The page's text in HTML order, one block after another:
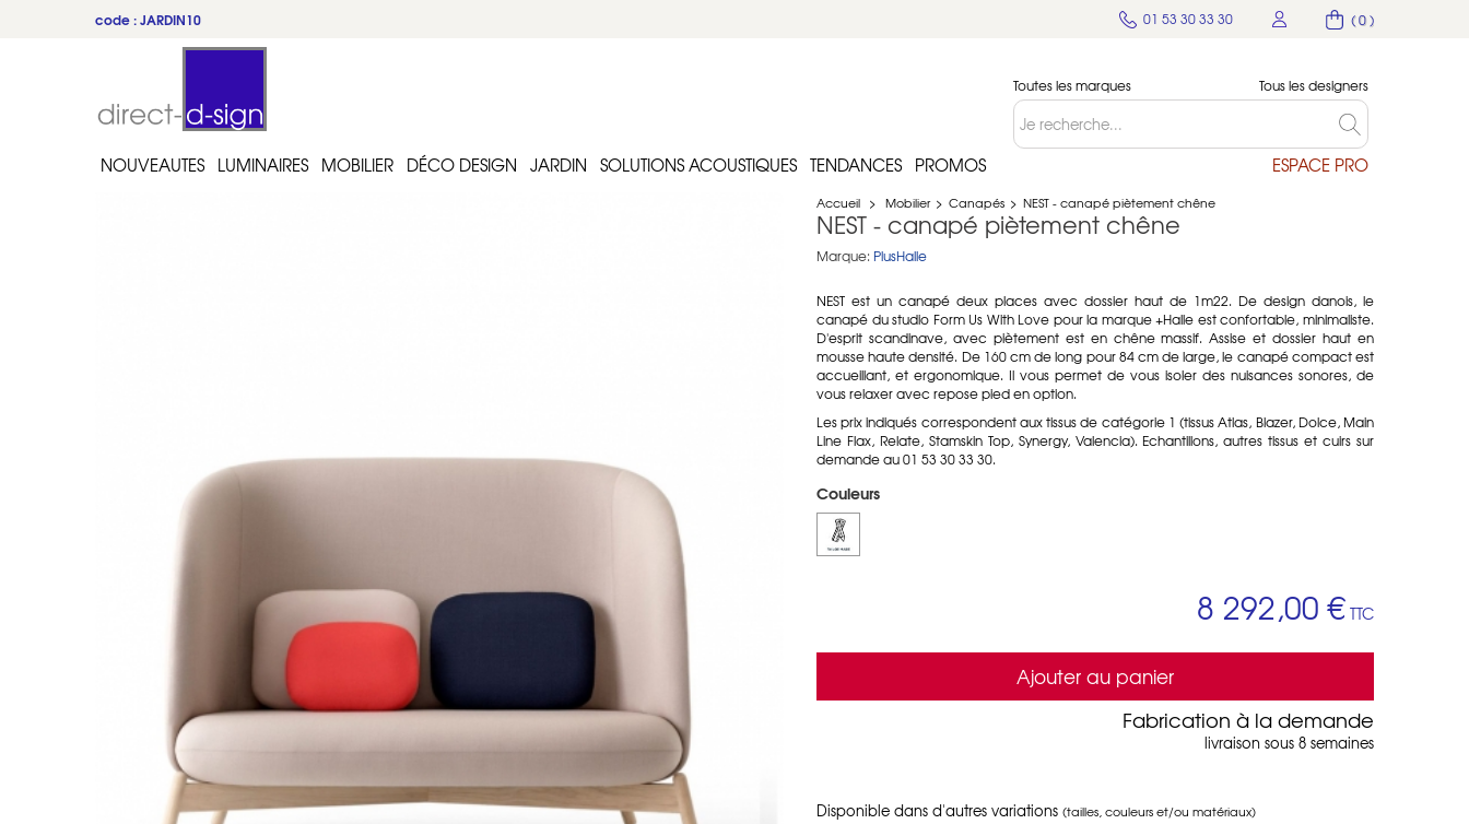
( 0 )
01 53 30 33 30
code : JARDIN10
Toutes les marques Tous les designers
NOUVEAUTES LUMINAIRES MOBILIER DÉCO DESIGN JARDIN SOLUTIONS ACOUSTIQUES TENDANCES PROMOS ESPACE PRO
Accueil > Mobilier > Canapés > NEST - canapé piètement chêne
NEST - canapé piètement chêne
Marque: PlusHalle
NEST est un canapé deux places avec dossier haut de 1m22. De design danois, le
canapé du studio Form Us With Love pour la marque +Halle est confortable, minimaliste.
D'esprit scandinave, avec piètement est en chêne massif. Assise et dossier haut en
mousse haute densité. De 160 cm de long pour 84 cm de large, le canapé compact est
accueillant, et ergonomique. Il vous permet de vous isoler des nuisances sonores, de
vous relaxer avec repose pied en option.
Les prix indiqués correspondent aux tissus de catégorie 1 (tissus Atlas, Blazer, Dolce, Main
Line Flax, Relate, Stamskin Top, Synergy, Valencia). Echantillons, autres tissus et cuirs sur
demande au 01 53 30 33 30.
Couleurs
8 292,00 € TTC
Ajouter au panier
Fabrication à la demande
livraison sous 8 semaines
Disponible dans d'autres variations (tailles, couleurs et/ou matériaux)